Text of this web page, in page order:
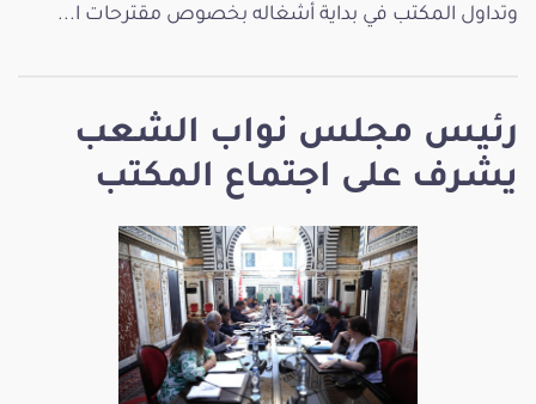
رئيس مجلس نواب الشعب
يشرف على اجتماع المكتب
وتداول المكتب في بداية أشغاله بخصوص مقترحات ا...